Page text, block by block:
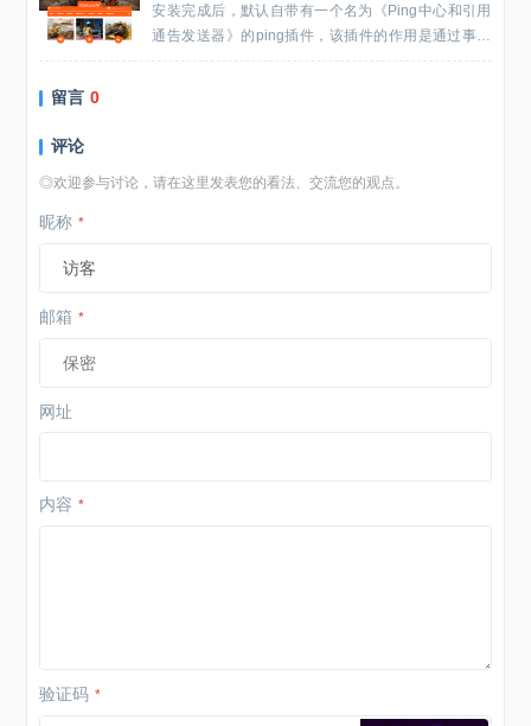
安装完成后，默认自带有一个名为《Ping中心和引用
通告发送器》的ping插件，该插件的作用是通过事先
输入的ping的搜索引擎地址，Z-Blog更新文章后，以X
留言 0
评论
◎欢迎参与讨论，请在这里发表您的看法、交流您的观点。
昵称 *
邮箱 *
网址
内容 *
验证码 *